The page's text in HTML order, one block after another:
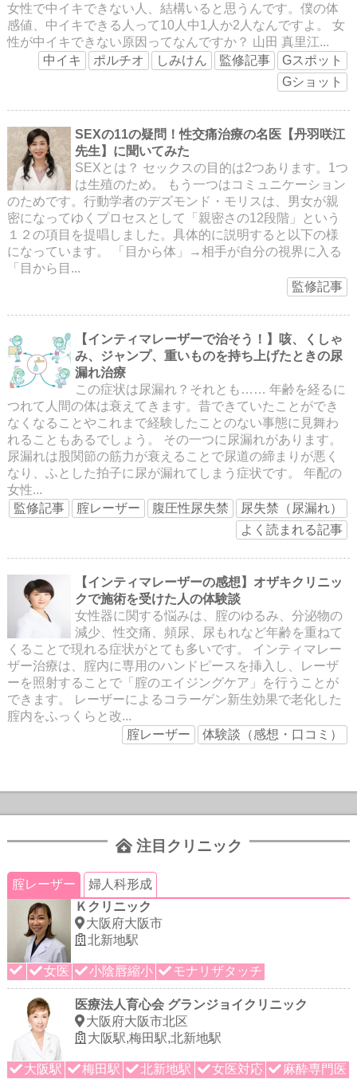
女性で中イキできない人、結構いると思うんです。僕の体
感値、中イキできる人って10人中1人か2人なんですよ。 女
性が中イキできない原因ってなんですか？ 山田 真里江...
中イキ
ポルチオ しみけん 監修記事
Gスポット
Gショット
SEXの11の疑問！性交痛治療の名医【丹羽咲江
先生】に聞いてみた
SEXとは？ セックスの目的は2つあります。1つ
は生殖のため。 もう一つはコミュニケーション
のためです。行動学者のデズモンド・モリスは、男女が親
密になってゆくプロセスとして「親密さの12段階」という
１２の項目を提唱しました。具体的に説明すると以下の様
になっています。 「目から体」→相手が自分の視界に入る
「目から目...
監修記事
【インティマレーザーで治そう！】咳、くしゃ
み、ジャンプ、重いものを持ち上げたときの尿
漏れ治療
この症状は尿漏れ？それとも…… 年齢を経るに
つれて人間の体は衰えてきます。昔できていたことができ
なくなることやこれまで経験したことのない事態に見舞わ
れることもあるでしょう。 その一つに尿漏れがあります。
尿漏れは股関節の筋力が衰えることで尿道の締まりが悪く
なり、ふとした拍子に尿が漏れてしまう症状です。 年配の
女性...
監修記事
腟レーザー 腹圧性尿失禁
尿失禁（尿漏れ）
よく読まれる記事
【インティマレーザーの感想】オザキクリニッ
クで施術を受けた人の体験談
女性器に関する悩みは、腟のゆるみ、分泌物の
減少、性交痛、頻尿、尿もれなど年齢を重ねて
くることで現れる症状がとても多いです。 インティマレー
ザー治療は、腟内に専用のハンドピースを挿入し、レーザ
ーを照射することで「腟のエイジングケア」を行うことが
できます。 レーザーによるコラーゲン新生効果で老化した
腟内をふっくらと改...
腟レーザー
体験談（感想・口コミ）
注目クリニック
腟レーザー
婦人科形成
Ｋクリニック
大阪府大阪市
北新地駅
女医 小陰唇縮小 モナリザタッチ
医療法人育心会 グランジョイクリニック
大阪府大阪市北区
大阪駅,梅田駅,北新地駅
大阪駅 梅田駅 北新地駅 女医対応
麻酔専門医